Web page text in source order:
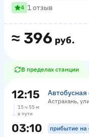
≈ 396 руб.
4 1 отзыв
В пределах станции
12:15 Астрахань,
15 ч 55 м
в пути
03:10 прибытие на